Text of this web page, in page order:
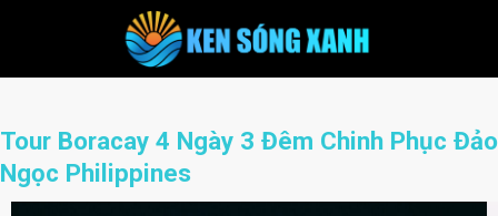
Tour Boracay 4 Ngày 3 Đêm Chinh Phục Đảo
Ngọc Philippines